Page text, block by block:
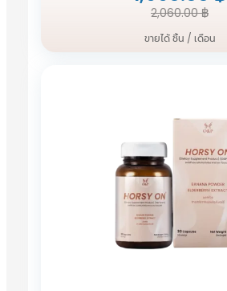
2,060.00฿
Original
price
Current
price
ขายได้ ชิ้น / เดือน